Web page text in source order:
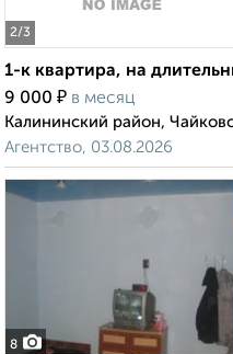
2/3
1-к квартира, на
9 000 ₽ в месяц
Калининский район,
Агентство, 03.08.2026
8